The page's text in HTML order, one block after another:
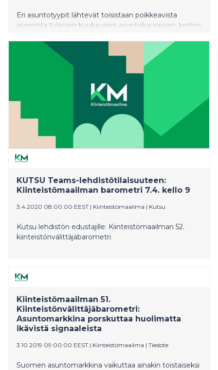
Eri asuntotyypit lähtevät toisistaan poikkeavista
asemista tulevien kuukausien asuntokauppaan, kertoo
Yksitasoisten rivitalohuoneistojen ja 2000-luvun
omakotitalojen kysyntä on selvästi vahvinta, samoin
kuin pienten ja uudehkojen kerrostalohuoneistojen.
Kasvavan kesämökkikiinnostuksen tiellä ovat
toistaiseksi liikkumisrajoitukset, mutta lähialueen
mökkejä käydään katsomassa vilkkaasti.
KUTSU Teams-lehdistötilaisuuteen:
Kiinteistömaailman barometri 7.4. kello 9
3.4.2020 08:00:00 EEST | Kiinteistömaailma | Kutsu
Kutsu lehdistön edustajille: Kiinteistömaailman 52.
kiinteistönvälittäjäbarometri
Kiinteistömaailman 51.
Kiinteistönvälittäjäbarometri:
Asuntomarkkina porskuttaa huolimatta
ikävistä signaaleista
3.10.2019 09:00:00 EEST | Kiinteistömaailma | Tiedote
Suomen asuntomarkkina vaikuttaa ainakin toistaiseksi